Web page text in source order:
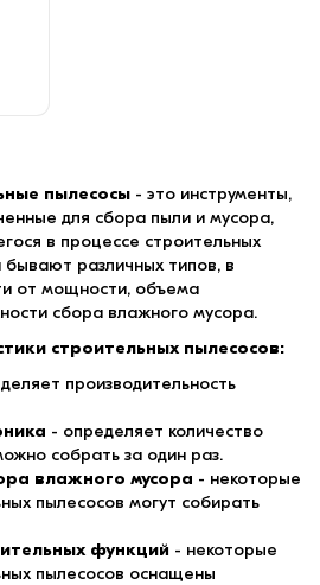
пылесосы - это инструменты,
для сбора пыли и мусора,
в процессе строительных
различных типов, в
от мощности, объема
сбора влажного мусора.
строительных пылесосов:
производительность
- определяет количество
собрать за один раз.
влажного мусора - некоторые
пылесосов могут собирать
функций - некоторые
пылесосов оснащены